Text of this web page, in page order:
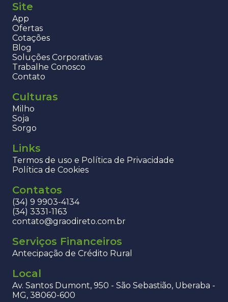
Site
App
Ofertas
Cotações
Blog
Soluções Corporativas
Trabalhe Conosco
Contato
Culturas
Milho
Soja
Sorgo
Links
Termos de uso e Política de Privacidade
Política de Cookies
Contatos
(34) 9 9903-4134
(34) 3331-1163
contato@graodireto.com.br
Serviços Financeiros
Antecipação de Crédito Rural
Local
Av. Santos Dumont, 950 - São Sebastião, Uberaba -
MG, 38060-600